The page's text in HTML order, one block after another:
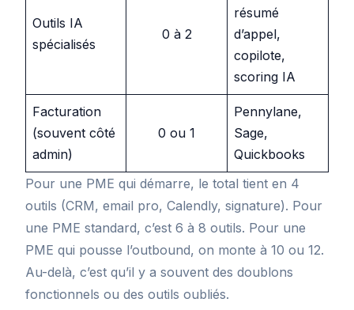
Outils IA
spécialisés
0 à 2
résumé
d’appel,
copilote,
scoring IA
Facturation
(souvent côté
admin)
0 ou 1
Pennylane,
Sage,
Quickbooks
Pour une PME qui démarre, le total tient en 4
outils (CRM, email pro, Calendly, signature). Pour
une PME standard, c’est 6 à 8 outils. Pour une
PME qui pousse l’outbound, on monte à 10 ou 12.
Au-delà, c’est qu’il y a souvent des doublons
fonctionnels ou des outils oubliés.